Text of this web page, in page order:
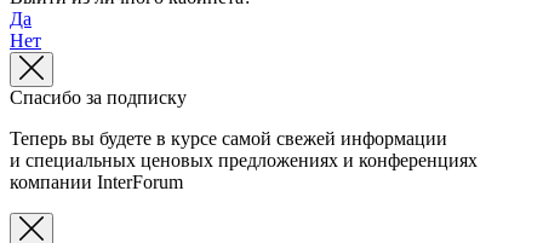
Да
Нет
Спасибо за подписку
Теперь вы будете в курсе самой свежей информации
и специальных ценовых предложениях и конференциях
компании InterForum